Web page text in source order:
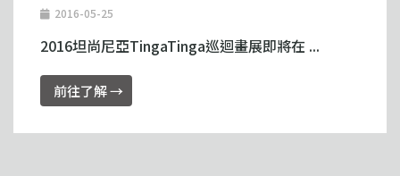
2016-05-25
2016坦尚尼亞TingaTinga巡迴畫展即將在 ...
前往了解 →